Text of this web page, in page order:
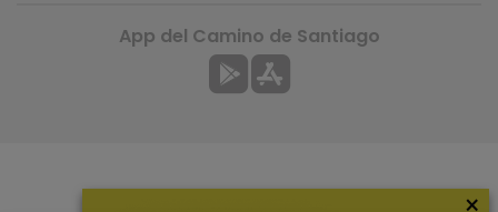
App del Camino de Santiago